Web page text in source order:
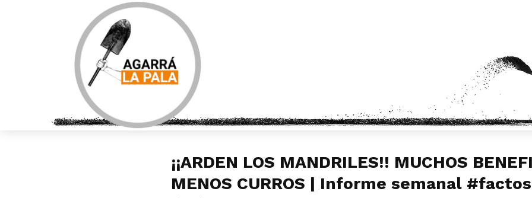
¡¡ARDEN LOS MANDRILES!! MUCHOS
MENOS CURROS | Informe semanal